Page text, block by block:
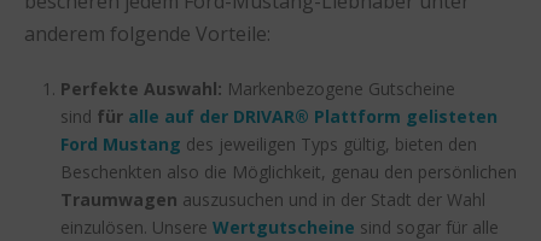
anderem folgende Vorteile:
Perfekte Auswahl: Markenbezogene Gutscheine
sind für alle auf der DRIVAR® Plattform gelisteten
Ford Mustang des jeweiligen Typs gültig, bieten den
Beschenkten also die Möglichkeit, genau den persönlichen
Traumwagen auszusuchen und in der Stadt der Wahl
einzulösen. Unsere Wertgutscheine sind sogar für alle